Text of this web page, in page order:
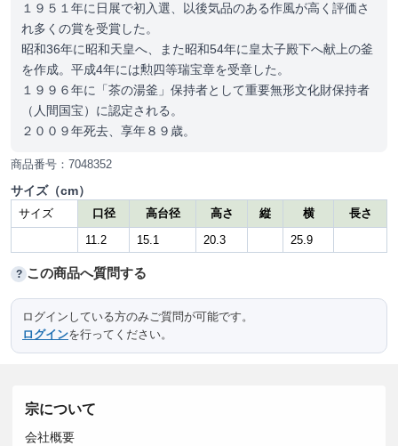
１９５１年に日展で初入選、以後気品のある作風が高く評価さ
れ多くの賞を受賞した。
昭和36年に昭和天皇へ、また昭和54年に皇太子殿下へ献上の釜
を作成。平成4年には勲四等瑞宝章を受章した。
１９９６年に「茶の湯釜」保持者として重要無形文化財保持者
（人間国宝）に認定される。
２００９年死去、享年８９歳。
商品番号：7048352
サイズ（cm）
サイズ 口径 高台径 高さ 縦 横
長さ
11.2
15.1 20.3 25.9
? この商品へ質問する
ログインしている方のみご質問が可能です。
ログインを行ってください。
宗について
会社概要